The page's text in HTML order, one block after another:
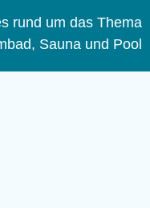
rund um das Thema
Sauna und Pool